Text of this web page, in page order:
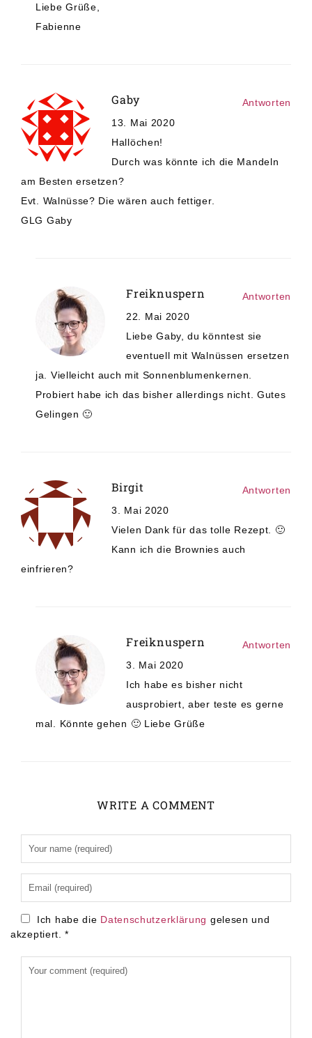
Liebe Grüße,
Fabienne
Gaby
13. Mai 2020
Hallöchen!
Durch was könnte ich die Mandeln
am Besten ersetzen?
Evt. Walnüsse? Die wären auch fettiger.
GLG Gaby
Antworten
Freiknuspern
22. Mai 2020
Liebe Gaby, du könntest sie
eventuell mit Walnüssen ersetzen
ja. Vielleicht auch mit Sonnenblumenkernen.
Probiert habe ich das bisher allerdings nicht. Gutes
Gelingen 🙂
Antworten
Birgit
3. Mai 2020
Vielen Dank für das tolle Rezept. 🙂
Kann ich die Brownies auch
einfrieren?
Antworten
Freiknuspern
3. Mai 2020
Ich habe es bisher nicht
ausprobiert, aber teste es gerne
mal. Könnte gehen 🙂 Liebe Grüße
Antworten
WRITE A COMMENT
Ich habe die Datenschutzerklärung gelesen und
akzeptiert.
*